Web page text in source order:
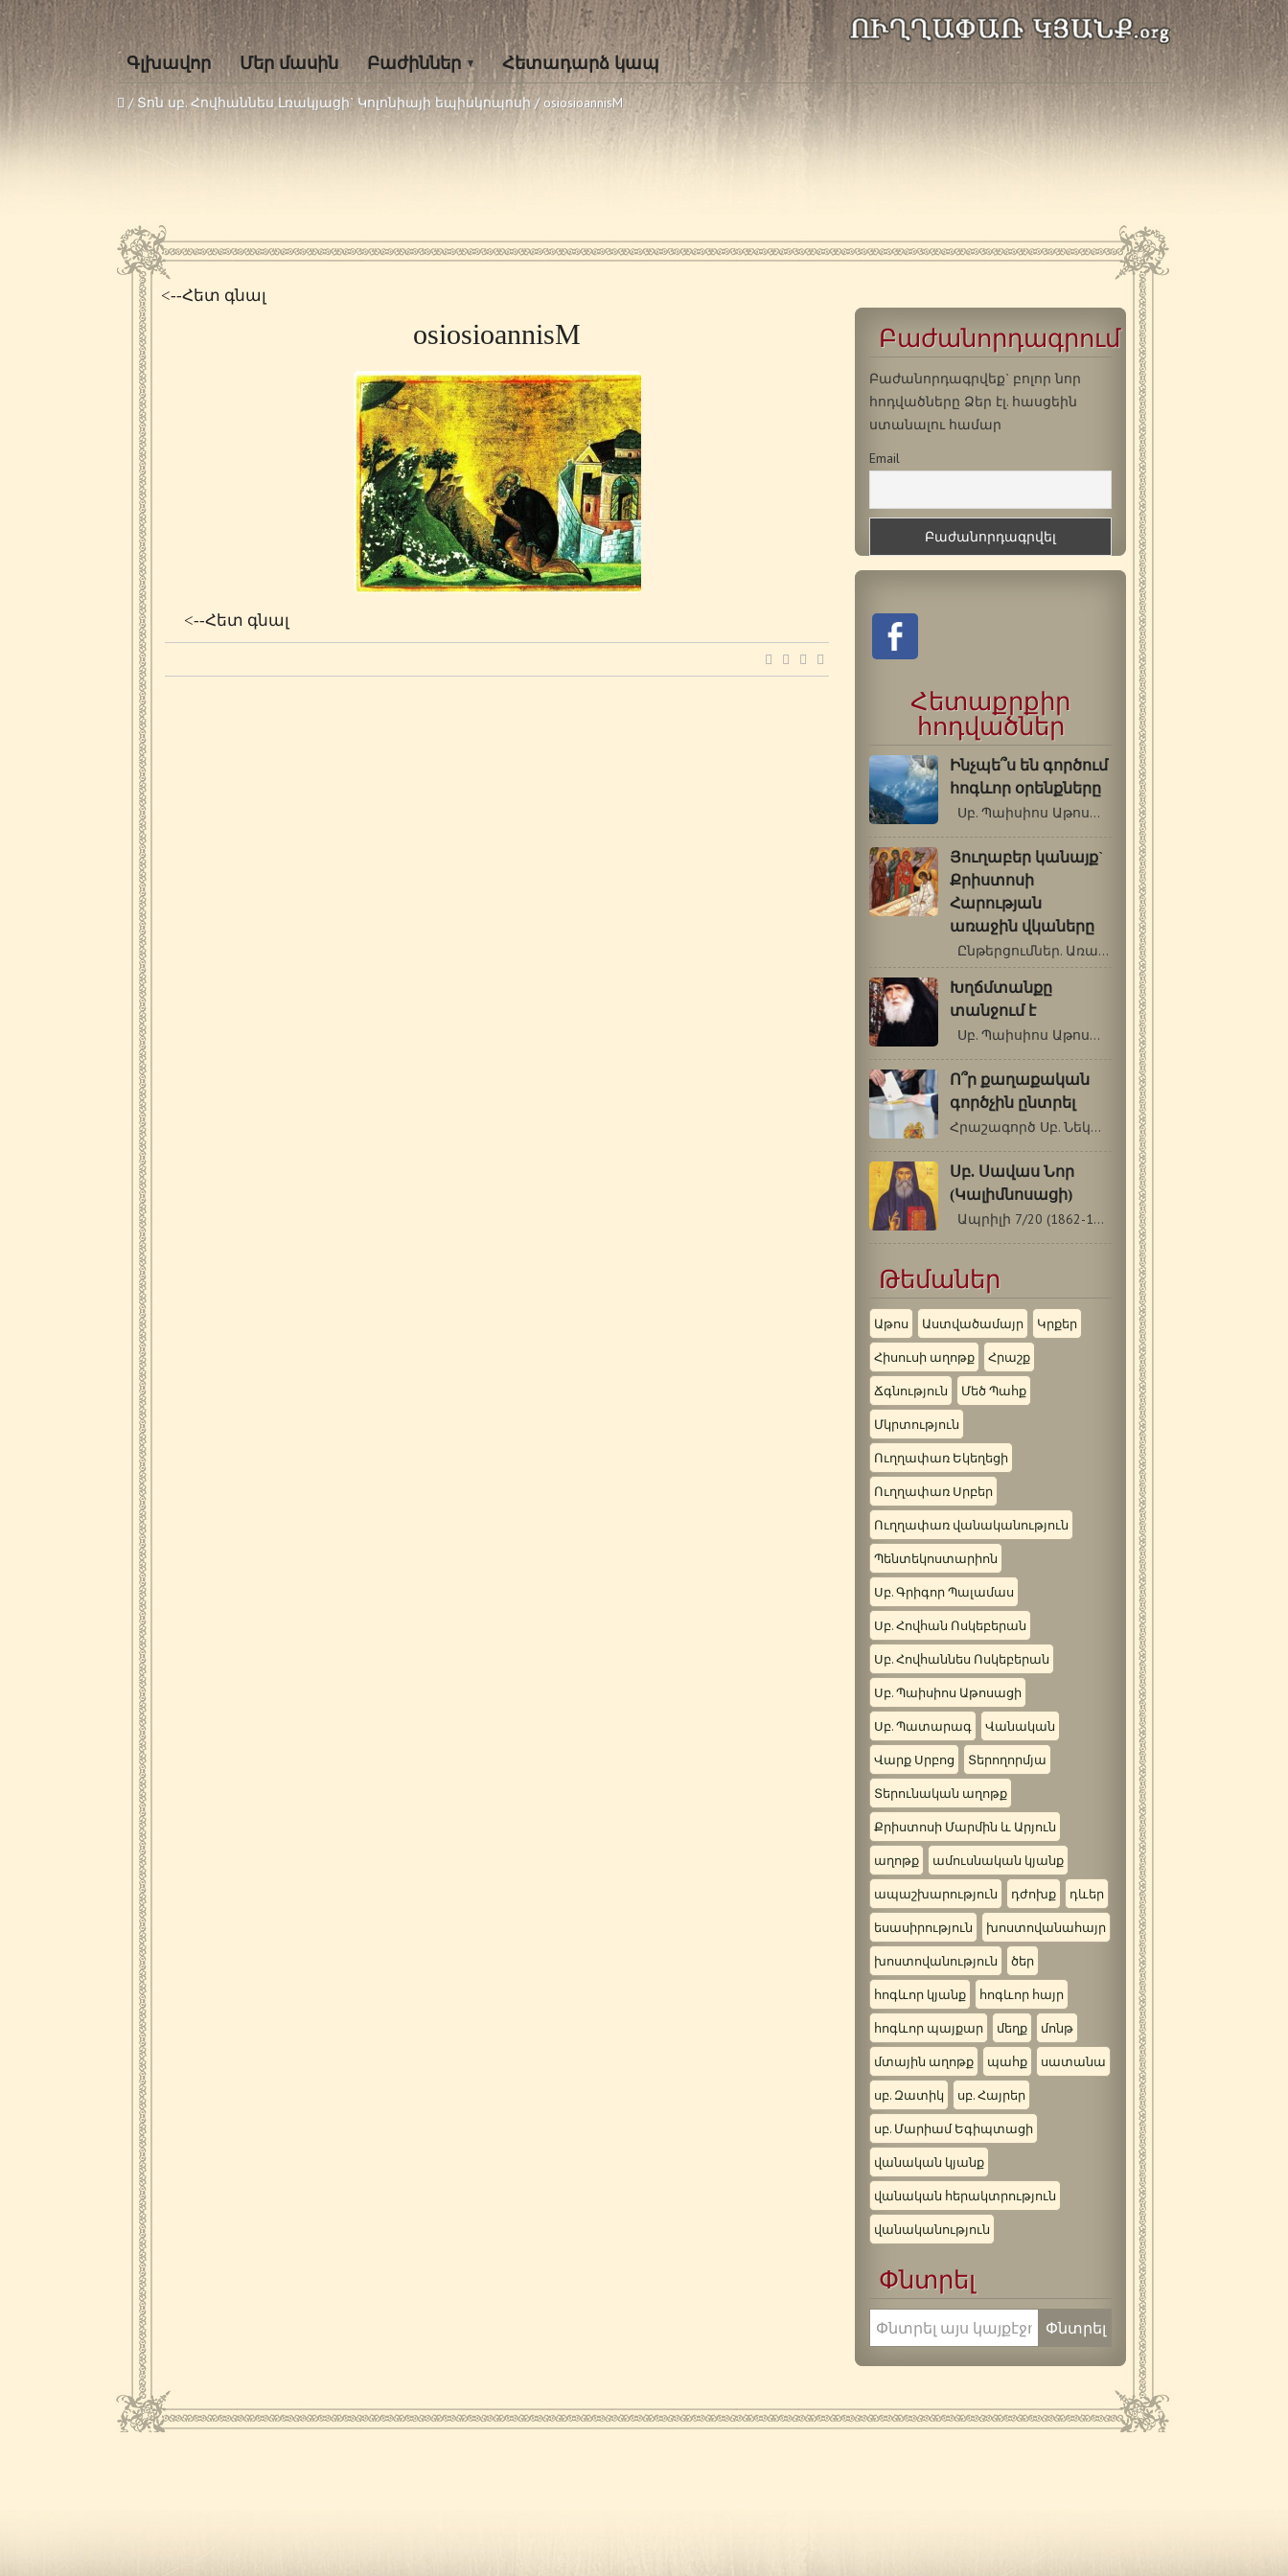
Գլխավոր Մեր մասին Բաժիններ Հետադարձ կապ
/ Տոն սբ. Հովհաննես Լռակյացի` Կոլոնիայի եպիսկոպոսի / osiosioannisM
<--Հետ գնալ
osiosioannisM
<--Հետ գնալ
Բաժանորդագրում
Բաժանորդագրվեք` բոլոր նոր
հոդվածները Ձեր էլ. հասցեին
ստանալու համար
Email
Հետաքրքիր
հոդվածներ
Ինչպե՞ս են գործում
հոգևոր օրենքները
Սբ. Պաիսիոս Աթոսացի - Գե՛րոնդա,…
Յուղաբեր կանայք`
Քրիստոսի
Հարության
առաջին վկաները
Ընթերցումներ. Առաք.: Գործք 6. 1-7:…
Խղճմտանքը
տանջում է
Սբ. Պաիսիոս Աթոսացի Ֆրանսիայում,…
Ո՞ր քաղաքական
գործչին ընտրել
Հրաշագործ Սբ. Նեկտարիոս Պենդապոլսեցի…
Սբ. Սավաս Նոր
(Կալիմնոսացի)
Ապրիլի 7/20 (1862-1948թթ.) Սբ. Սավասը…
Թեմաներ
Աթոս Աստվածամայր Կրքեր
Հիսուսի աղոթք Հրաշք
Ճգնություն Մեծ Պահք
Մկրտություն
Ուղղափառ Եկեղեցի
Ուղղափառ Սրբեր
Ուղղափառ վանականություն
Պենտեկոստարիոն
Սբ. Գրիգոր Պալամաս
Սբ. Հովհան Ոսկեբերան
Սբ. Հովհաննես Ոսկեբերան
Սբ. Պաիսիոս Աթոսացի
Սբ. Պատարագ Վանական
Վարք Սրբոց Տերողորմյա
Տերունական աղոթք
Քրիստոսի Մարմին և Արյուն
աղոթք ամուսնական կյանք
ապաշխարություն դժոխք դևեր
եսասիրություն խոստովանահայր
խոստովանություն ծեր
հոգևոր կյանք հոգևոր հայր
հոգևոր պայքար մեղք մոնթ
մտային աղոթք պահք սատանա
սբ. Զատիկ սբ. Հայրեր
սբ. Մարիամ Եգիպտացի
վանական կյանք
վանական հերակտրություն
վանականություն
Փնտրել